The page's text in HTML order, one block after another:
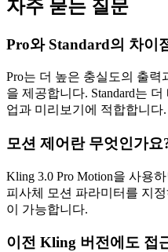
자주 묻는 질문
Pro와 Standard의 차이
Pro는 더 높은 충실도의 출력
을 제공합니다. Standard는
업과 미리보기에 적합합니다.
모션 제어란 무엇인가요
Kling 3.0 Pro Motion을 사용
피사체 모션 파라미터를 지
이 가능합니다.
이전 Kling 버전에도 접